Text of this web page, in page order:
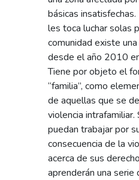
básicas
les toca luchar solas
comunidad existe
desde el año 2010
Tiene por objeto el
“familia”, como
de aquellas que se
violencia
puedan trabajar por
consecuencia de la
acerca de sus
aprenderán una serie